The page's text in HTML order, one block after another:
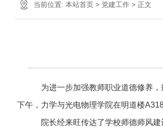
当前位置: 本站首页 > 党建工作 > 正文
为进一步加强教师职业道德修养，
下午，力学与光电物理学院在明道楼
院长经来旺传达了学校师德师风建